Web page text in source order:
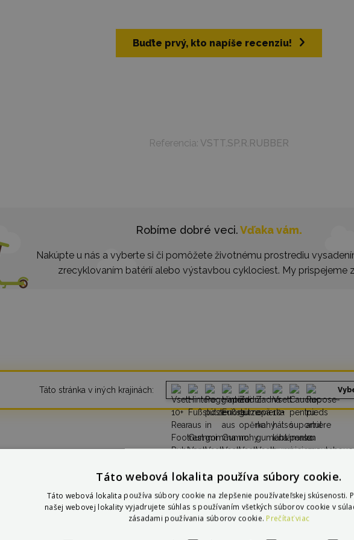
Buďte prvý, kto napíše recenziu!
Referencia: VSTT.SP.R.RUBBER
Robíme dobré veci.Vďaka vám.
Nakúpte u nás a vyberte si či pomôžete životnému prostrediu
zrecyklovaním batérií alebo výstavbou cyklociest. My prispejeme
Táto stránka v iných krajinách:
V čom jeMax Blinker
Táto webová lokalita používa súbory cookie.
Táto webová lokalita používa súbory cookie na zlepšenie používateľskej skúsenosti.
našej webovej lokality vyjadrujete súhlas s používaním všetkých súborov cookie v
zásadami používania súborov cookie. Prečítať viac